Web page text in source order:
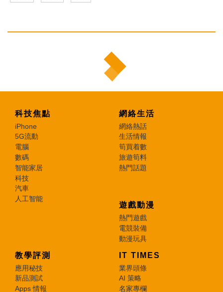
科技焦點
iPhone
5G流動
電腦
數碼
智能家居
科技
汽車
人工智能
網絡生活
網絡熱話
生活情報
筍買着數
旅遊筍料
熱門話題
遊戲動漫
熱門遊戲
電競裝備
動漫玩具
教學評測
應用秘技
新品測試
Apps 情報
IT TIMES
業界頭條
AI 策略
名家專欄